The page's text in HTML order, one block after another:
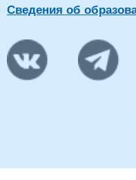
Сведения об